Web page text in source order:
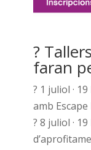
?
faran
? 1 juliol ·
amb Escape
? 8 juliol ·